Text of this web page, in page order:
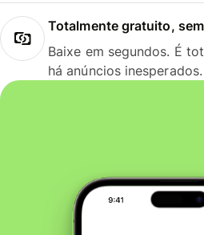
Totalmente gratuito,
Baixe em segundos. É
há anúncios inesperados.